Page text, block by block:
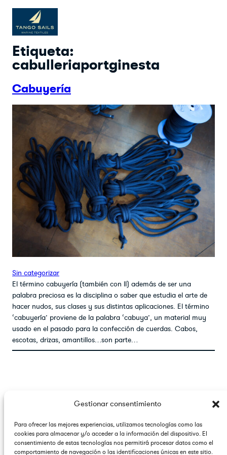
Gestionar consentimiento
Para ofrecer las mejores experiencias, utilizamos tecnologías como las
cookies para almacenar y/o acceder a la información del dispositivo. El
consentimiento de estas tecnologías nos permitirá procesar datos como el
comportamiento de navegación o las identificaciones únicas en este sitio.
contenido
Etiqueta:
cabulleriaportginesta
Cabuyería
Sin categorizar
El término cabuyería (también con ll) además de ser una
palabra preciosa es la disciplina o saber que estudia el arte de
hacer nudos, sus clases y sus distintas aplicaciones. El término
‘cabuyería’ proviene de la palabra ‘cabuya’, un material muy
usado en el pasado para la confección de cuerdas. Cabos,
escotas, drizas, amantillos…son parte…
2026 © – Tango Sails. Todos los derechos reservados.